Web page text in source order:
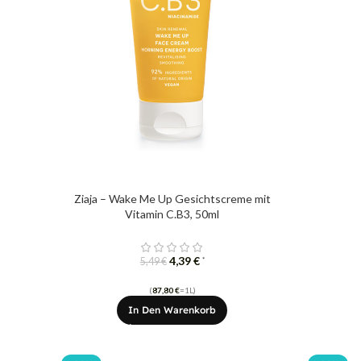
Ziaja – Wake Me Up Gesichtscreme mit
Vitamin C.B3, 50ml
5,49€ 4,39€ *
(87,80€=1L)
In Den Warenkorb